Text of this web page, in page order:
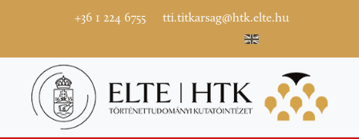
+36 1 224 6755 tti.titkarsag@htk.elte.hu